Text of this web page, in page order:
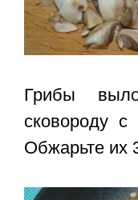
Грибы
сковороду
Обжарьте их